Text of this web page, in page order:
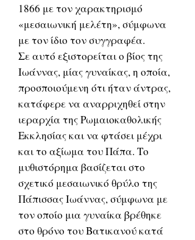
1866 με τον χαρακτηρισμό
«μεσαιωνική μελέτη», σύμφωνα
με τον ίδιο τον συγγραφέα.
Σε αυτό εξιστορείται ο βίος της
Ιωάννας, μίας γυναίκας, η οποία,
προσποιούμενη ότι ήταν άντρας,
κατάφερε να αναρριχηθεί στην
ιεραρχία της Ρωμαιοκαθολικής
Εκκλησίας και να φτάσει μέχρι
και το αξίωμα του Πάπα. Το
μυθιστόρημα βασίζεται στο
σχετικό μεσαιωνικό θρύλο της
Πάπισσας Ιωάννας, σύμφωνα με
τον οποίο μια γυναίκα βρέθηκε
στο θρόνο του Βατικανού κατά